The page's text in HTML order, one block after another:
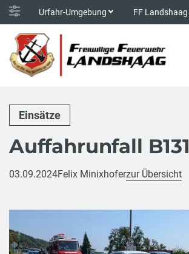
Urfahr-Umgebung FF Landshaag
Einsätze
Auffahrunfall B131
03.09.2024Felix Minixhoferzur Übersicht